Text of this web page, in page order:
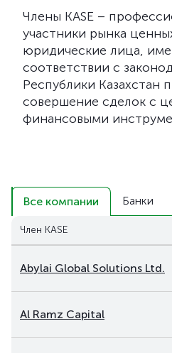
Члены KASE –
участники рынка
юридические лица,
соответствии с
Республики Казахстан
совершение сделок с
финансовыми
Все компании Банки
Член KASE
Abylai Global Solutions Ltd.
Al Ramz Capital